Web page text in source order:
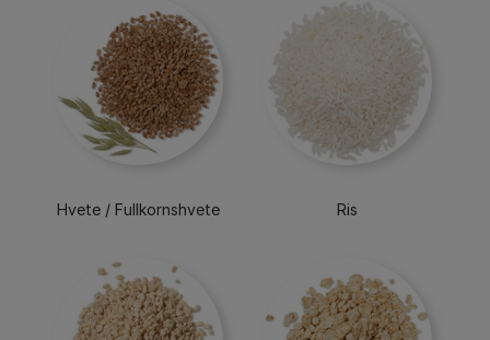
Hvete / Fullkornshvete Ris